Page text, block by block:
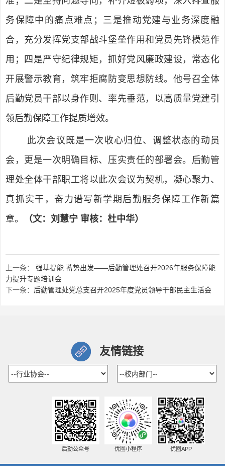
务保障中的痛点难点；三是推动党建与业务深度融
合，充分发挥党支部战斗堡垒作用和党员先锋模范作
用；四是严守纪律规矩，抓好党风廉政建设，常态化
开展警示教育，筑牢拒腐防变思想防线。他号召全体
后勤党员干部以身作则、率先垂范，以高质量党建引
领后勤保障工作提质增效。
此次会议既是一次收心归位、调整状态的动员
会，更是一次明确目标、压实责任的部署会。后勤管
理处全体干部职工将以此次会议为契机，凝心聚力、
真抓实干，奋力谱写新学期后勤服务保障工作新篇
章。
（文：刘慧宁 审核：杜中华）
上一条：
强基提能 蓄势出发——后勤管理处召开2026年服务保障能
力提升专题培训会
下一条： 后勤管理处党总支召开2025年度党员领导干部民主生活会
友情链接
优圈APP
优圈小程序
后勤公众号